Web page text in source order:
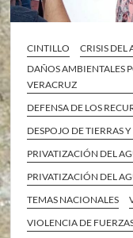
CINTILLO
CRISIS DEL
DAÑOS AMBIENTALES
VERACRUZ
DEFENSA DE LOS
DESPOJO DE TIERRAS
PRIVATIZACIÓN DEL
PRIVATIZACIÓN DEL
TEMAS NACIONALES
VIOLENCIA DE